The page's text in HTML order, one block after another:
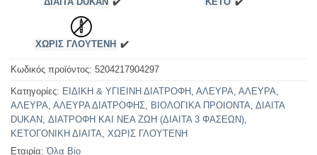
ΔΙΑΙΤΑ DUKAN ✔️ KETO ✔️
ΧΩΡΙΣ ΓΛΟΥΤΕΝΗ ✔️
Κωδικός προϊόντος: 5204217904297
Κατηγορίες: ΕΙΔΙΚΗ & ΥΓΙΕΙΝΗ ΔΙΑΤΡΟΦΗ , ΑΛΕΥΡΑ, ΑΛΕΥΡΑ,
ΑΛΕΥΡΑ, ΑΛΕΥΡΑ ΔΙΑΤΡΟΦΗΣ, ΒΙΟΛΟΓΙΚΑ ΠΡΟΙΟΝΤΑ, ΔΙΑΙΤΑ
DUKAN, ΔΙΑΤΡΟΦΗ ΚΑΙ ΝΕΑ ΖΩΗ (ΔΙΑΙΤΑ 3 ΦΑΣΕΩΝ),
ΚΕΤΟΓΟΝΙΚΗ ΔΙΑΙΤΑ, ΧΩΡΙΣ ΓΛΟΥΤΕΝΗ
Εταιρία: Όλα Bio